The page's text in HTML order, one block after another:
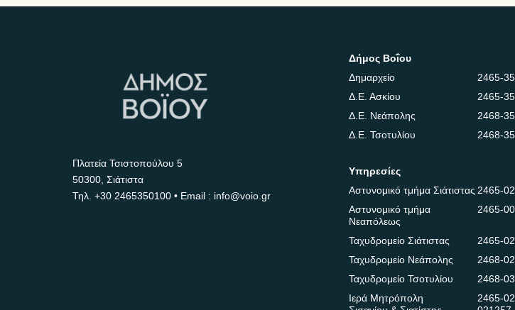
Πλατεία Τσιστοπούλου 5
50300, Σιάτιστα
Τηλ. +30 2465350100 • Email : info@voio.gr
Δήμος Βοΐου
Δημαρχείο
2465-
Δ.Ε. Ασκίου
2465-
Δ.Ε. Νεάπολης
2468-
Δ.Ε. Τσοτυλίου
2468-
Υπηρεσίες
Αστυνομικό τμήμα Σιάτιστας2465-
Αστυνομικό τμήμα
Νεαπόλεως
2465-
Ταχυδρομείο Σιάτιστας
2465-
Ταχυδρομείο Νεάπολης
2468-
Ταχυδρομείο Τσοτυλίου
2468-
Ιερά Μητρόπολη
2465-